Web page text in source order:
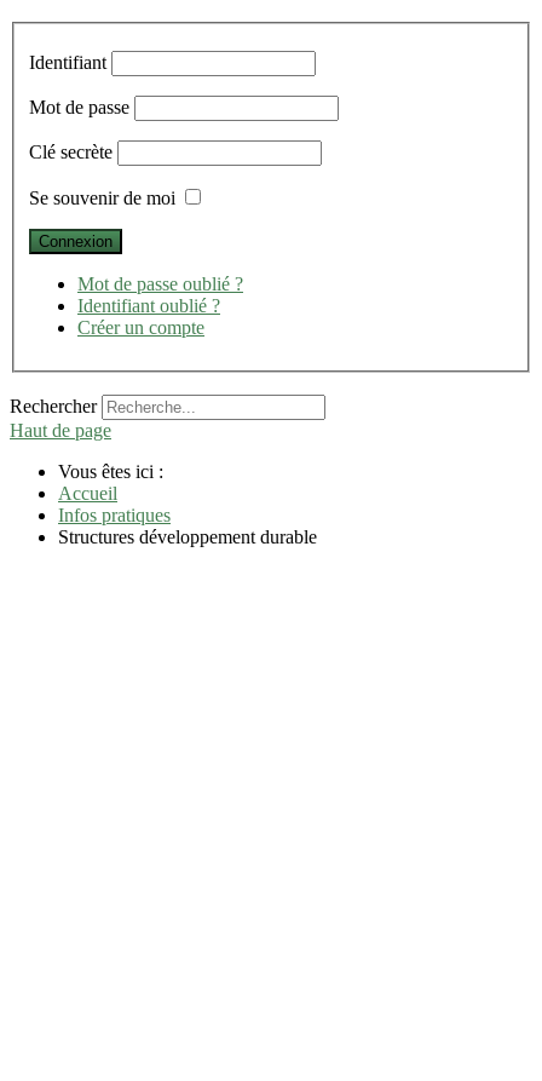
Identifiant
Mot de passe
Clé secrète
Se souvenir de moi
Mot de passe oublié ?
Identifiant oublié ?
Créer un compte
Rechercher
Haut de page
Vous êtes ici :
Accueil
Infos pratiques
Structures développement durable